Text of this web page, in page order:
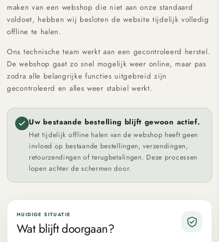
maken van een webshop die niet aan onze standaard
voldoet, hebben wij besloten de website tijdelijk volledig
offline te halen.
Ons technische team werkt aan een gecontroleerd herstel.
De webshop gaat zo snel mogelijk weer online, maar pas
zodra alle belangrijke functies uitgebreid zijn
gecontroleerd en alles weer stabiel werkt.
Uw bestaande bestelling blijft gewoon actief.
Het tijdelijk offline halen van de webshop heeft geen
invloed op bestaande bestellingen, verzendingen,
retourzendingen of terugbetalingen. Deze processen
lopen achter de schermen door.
HUIDIGE SITUATIE
Wat blijft doorgaan?